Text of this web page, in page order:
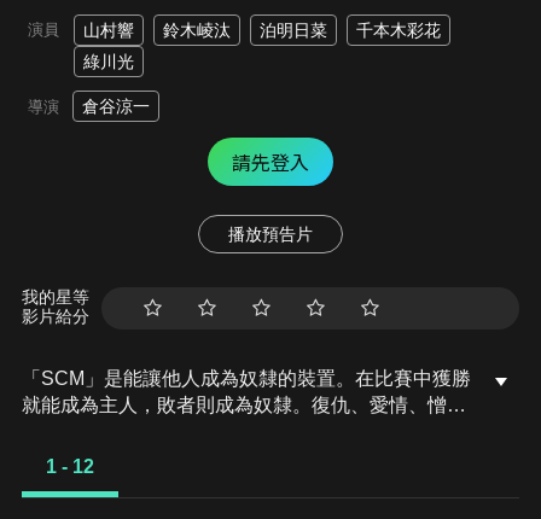
演員 山村響 鈴木崚汰 泊明日菜
千本木彩花
綠川光
導演 倉谷涼一
請先登入
播放預告片
我的星等
影片給分
「SCM」是能讓他人成為奴隸的裝置。在比賽中獲勝
就能成為主人，敗者則成為奴隸。復仇、愛情、憎
慾望的群像劇。勝利還是屈服，慘烈的生存遊戲拉開
1 - 12